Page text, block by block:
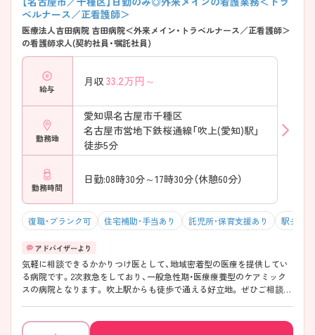
経験やスキルに応じた給与体系を採用 ・各種手当が整っており、毎月の
収入が安定 → 日々の頑張りが評価につながります
――――――――――――――― ■ 一歩ずつ成長できる教育環境
――――――――――――――― 経験に合わせたフォローがあるので
安心です。 ・経験年数に応じたサポート担当がつき、丁寧に指導 ・年間を
通じた教育プログラムで丁寧に基礎から着実に習得 ・院内研修も充実し
ており、業務理解を深めながら学べます →他にも専門性に富んだ様々な
――――――――――――――― ■ チームで支え合える職場です♪
――――――――――――――― 日々の業務に集中しやすい環境です。
・病棟全体の顔が見える規模感で、連携がスムーズ ・幅広い年齢層が在籍
し、落ち着いた雰囲気 ・業務分担が明確で、負担が偏らない運営を大切に
ベルナース／正看護師＞
医療法人吉田病院 吉田病院＜外来メイン・トラベルナース／正看護師＞
の看護師求人(契約社員・嘱託社員)
給与
月収 33.2万円～
勤務地
愛知県名古屋市千種区
名古屋市営地下鉄桜通線「吹上(愛知)駅」
徒歩5分
勤務時間
日勤:08時30分～17時30分（休憩60分）
復職・ブランク可 住宅補助・手当あり 託児所・保育支援あり 駅チカ（
気軽に相談できるかかりつけ医として、地域密着型の医療を提供してい
る病院です。2次救急をしており、一般急性期・医療療養型のケアミック
スの病院となります。 吹上駅からも徒歩で通える好立地。 ぜひご相談く